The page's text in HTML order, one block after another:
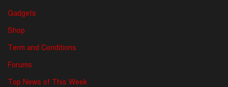
Gadgets
Shop
Term and Conditions
Forums
Top News of This Week